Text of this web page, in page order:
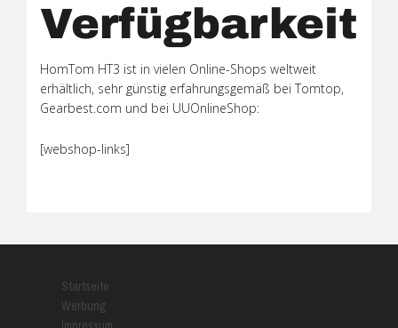
Verfügbarkeit
HomTom HT3 ist in vielen Online-Shops weltweit
erhältlich, sehr günstig erfahrungsgemäß bei Tomtop,
Gearbest.com und bei UUOnlineShop:
[webshop-links]
Startseite
Werbung